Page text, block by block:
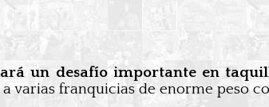
un desafío importante en
varias franquicias de enorme peso